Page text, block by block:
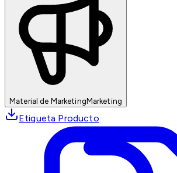
Material de MarketingMarketing
Etiqueta Producto